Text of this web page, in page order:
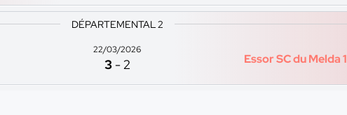
DÉPARTEMENTAL 2
22/03/2026
3 -2 Essor SC du Melda 1